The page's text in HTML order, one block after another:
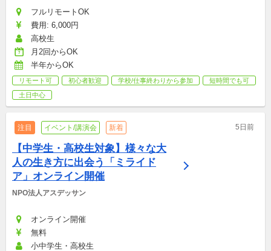
フルリモートOK
費用: 6,000円
高校生
月2回からOK
半年からOK
リモート可 初心者歓迎 学校/仕事終わりから参加
短時間でも可
土日中心
注目 イベント/講演会 新着 5日前
【中学生・高校生対象】様々な大
人の生き方に出会う「ミライド
ア」オンライン開催
NPO法人アスデッサン
オンライン開催
無料
小中学生・高校生